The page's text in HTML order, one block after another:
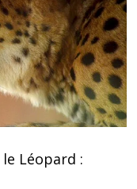
Léopard :